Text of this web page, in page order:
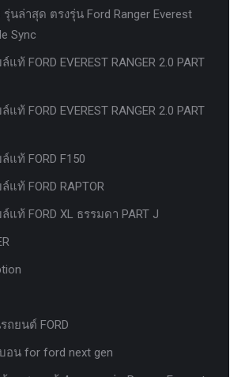
นล่าสุด ตรงรุ่น Ford Ranger Everest
Sync
ท้ FORD EVEREST RANGER 2.0 PART
ท้ FORD EVEREST RANGER 2.0 PART
แท้ FORD F150
แท้ FORD RAPTOR
แท้ FORD XL ธรรมดา PART J
ยนต์ FORD
น for ford next gen